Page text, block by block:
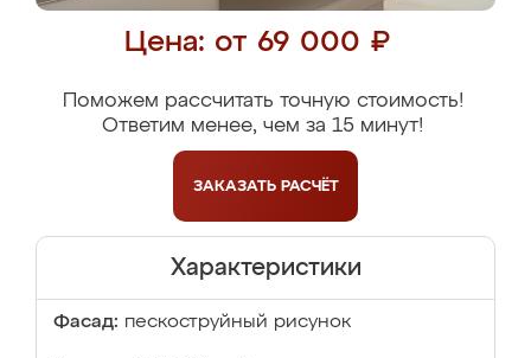
Цена: от 69 000 ₽
Поможем рассчитать точную стоимость!
Ответим менее, чем за 15 минут!
ЗАКАЗАТЬ РАСЧЁТ
Характеристики
Фасад: пескоструйный рисунок